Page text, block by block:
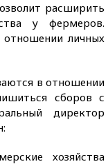
расширить
у фермеров.
личных
в отношении
сборов с
директор
хозяйства